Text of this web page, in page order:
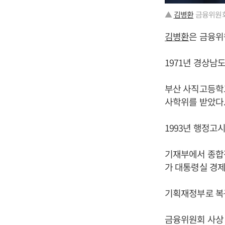
▲ 김병환금융위원
김병환은 금융
1971년 경상남
부산 사직고등
사학위를 받았다.
1993년 행정고
기재부에서 종
가 대통령실 경
기획재정부로
금융위원회 사